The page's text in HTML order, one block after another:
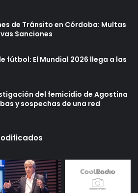
de Tránsito en Córdoba: Multas
Sanciones
fútbol: El Mundial 2026 llega a las
del femicidio de Agostina
y sospechas de una red